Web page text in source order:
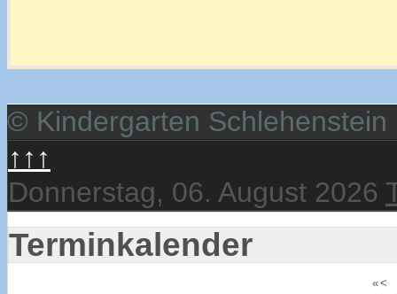
© Kindergarten Schlehenstein
↑↑↑
Donnerstag, 06. August 2026
Terminkalender
«<